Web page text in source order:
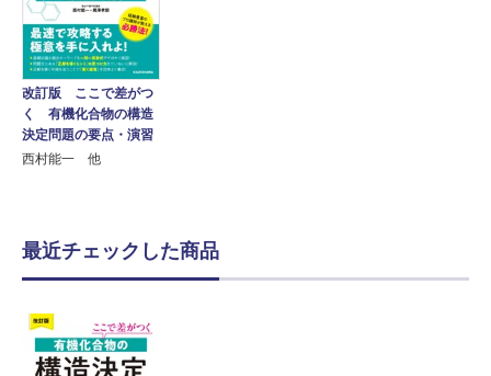
改訂版 ここで差がつ
く 有機化合物の構造
決定問題の要点・演習
西村能一 他
最近チェックした商品